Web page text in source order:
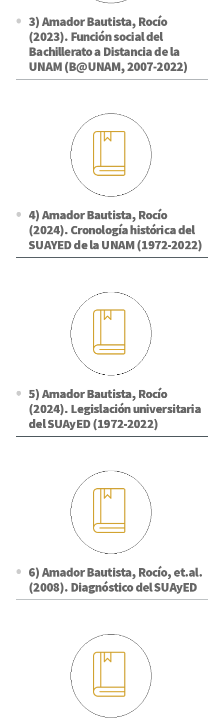
3) Amador Bautista, Rocío
(2023). Función social del
Bachillerato a Distancia de la
UNAM (B@UNAM, 2007-2022)
4) Amador Bautista, Rocío
(2024). Cronología histórica del
SUAYED de la UNAM (1972-2022)
5) Amador Bautista, Rocío
(2024). Legislación universitaria
del SUAyED (1972-2022)
6) Amador Bautista, Rocío, et.al.
(2008). Diagnóstico del SUAyED